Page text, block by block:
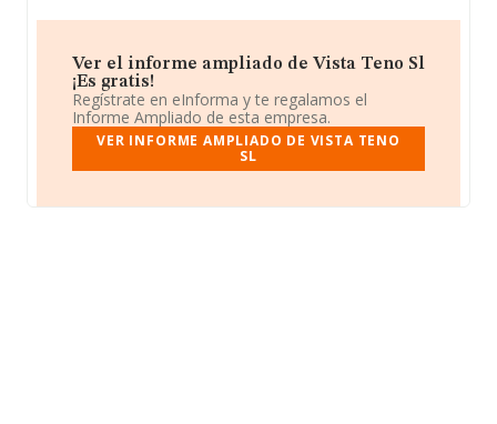
Ver el informe ampliado de Vista Teno Sl
¡Es gratis!
Regístrate en eInforma y te regalamos el
Informe Ampliado de esta empresa.
VER INFORME AMPLIADO DE VISTA TENO
SL